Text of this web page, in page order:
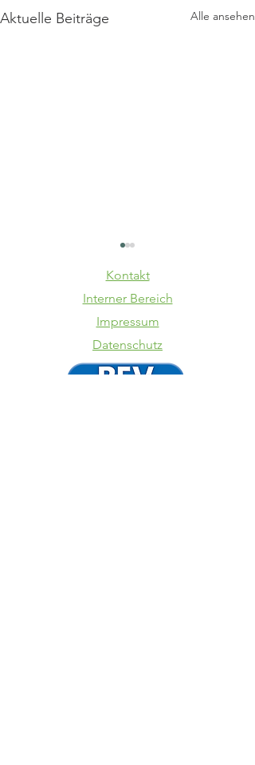
Aktuelle Beiträge Alle ansehen
VfB - TSV
Kontakt
Interner Bereich
Impressum
Datenschutz